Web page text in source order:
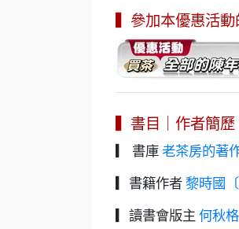
▍參加本優惠活
▍書目｜作者簡歷
▎ 書庫 老茶房的著
▎書籍作者 黎時國
▎讀書會版主 何秋